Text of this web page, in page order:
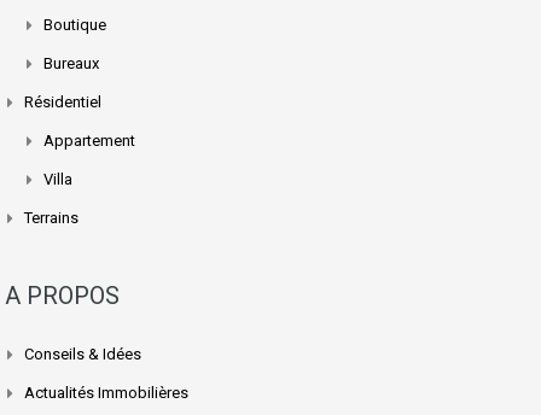
Boutique
Bureaux
Résidentiel
Appartement
Villa
Terrains
A PROPOS
Conseils & Idées
Actualités Immobilières